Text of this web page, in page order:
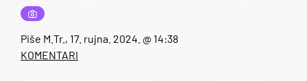
Piše M.Tr. , 17. rujna. 2024. @ 14:38
KOMENTARI